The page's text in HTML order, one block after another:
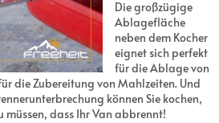
Die großzügige
Ablagefläche
neben dem Kocher
eignet sich perfekt
für die Ablage von
die Zubereitung von Mahlzeiten. Und
können Sie kochen,
müssen, dass Ihr Van abbrennt!